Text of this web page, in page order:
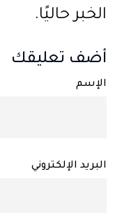
الخبر حاليًا.
أضف تعليقك
الإسم
البريد الإلكتروني